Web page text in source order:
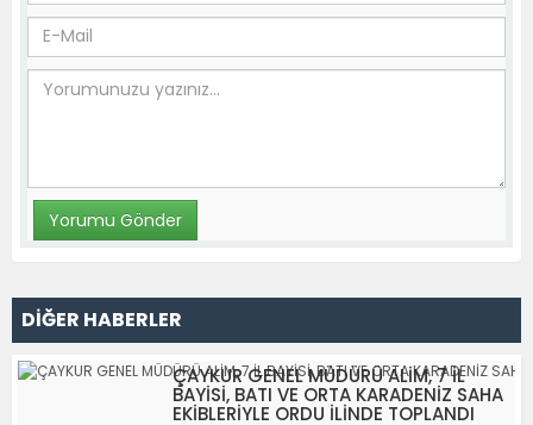
DİĞER HABERLER
ÇAYKUR GENEL MÜDÜRÜ ALİM, 7 İL
BAYİSİ, BATI VE ORTA KARADENİZ SAHA
EKİBLERİYLE ORDU İLİNDE TOPLANDI